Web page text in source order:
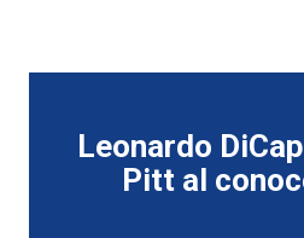
Leonardo
Pitt al